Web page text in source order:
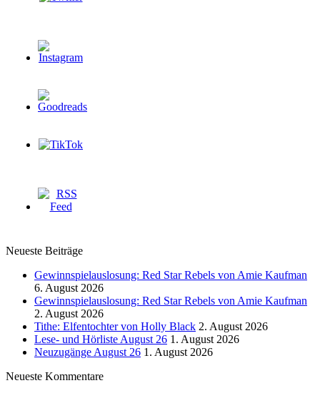
Neueste Beiträge
Gewinnspielauslosung: Red Star Rebels von Amie Kaufman
6. August 2026
Gewinnspielauslosung: Red Star Rebels von Amie Kaufman
2. August 2026
Tithe: Elfentochter von Holly Black 2. August 2026
Lese- und Hörliste August 26 1. August 2026
Neuzugänge August 26 1. August 2026
Neueste Kommentare